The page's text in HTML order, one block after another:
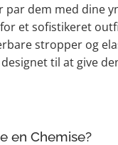
par dem med dine
et sofistikeret
stropper og
til at give
en Chemise?